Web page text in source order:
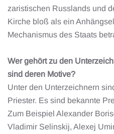
zaristischen Russlands und
Kirche bloß als ein
Mechanismus des Staats
Wer gehört zu den
sind deren Motive?
Unter den Unterzeichnern
Priester. Es sind bekannte
Zum Beispiel Alexander
Vladimir Selinskij, Alexej